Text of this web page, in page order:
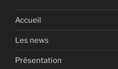
Accueil
Les news
Présentation